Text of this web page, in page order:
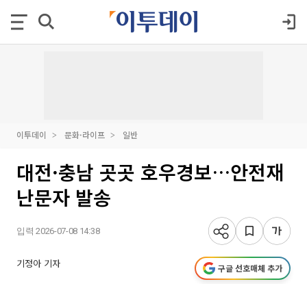
이투데이 문화·라이프 일반
대전·충남 곳곳 호우경보…안전재
난문자 발송
입력 2026-07-08 14:38
기정아 기자 구글 선호매체 추가